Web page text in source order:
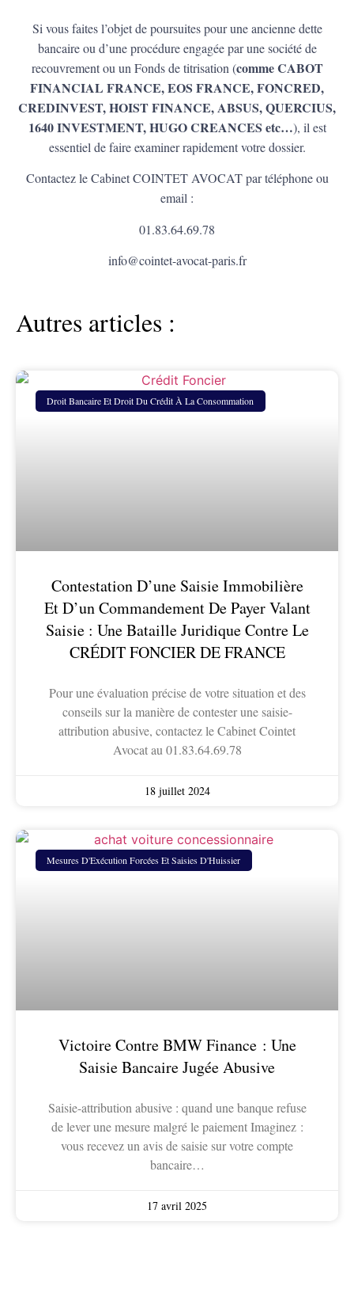
Si vous faites l’objet de poursuites pour une ancienne dette
bancaire ou d’une procédure engagée par une société de
recouvrement ou un Fonds de titrisation (comme CABOT
FINANCIAL FRANCE, EOS FRANCE, FONCRED,
CREDINVEST, HOIST FINANCE, ABSUS, QUERCIUS,
1640 INVESTMENT, HUGO CREANCES etc…), il est
essentiel de faire examiner rapidement votre dossier.
Contactez le Cabinet COINTET AVOCAT par téléphone ou
email :
01.83.64.69.78
info@cointet-avocat-paris.fr
Autres articles :
Droit Bancaire Et Droit Du Crédit À La Consommation
Contestation D’une Saisie Immobilière
Et D’un Commandement De Payer Valant
Saisie : Une Bataille Juridique Contre Le
CRÉDIT FONCIER DE FRANCE
Pour une évaluation précise de votre situation et des
conseils sur la manière de contester une saisie-
attribution abusive, contactez le Cabinet Cointet
Avocat au 01.83.64.69.78
18 juillet 2024
Mesures D'Exécution Forcées Et Saisies D'Huissier
Victoire Contre BMW Finance : Une
Saisie Bancaire Jugée Abusive
Saisie-attribution abusive : quand une banque refuse
de lever une mesure malgré le paiement Imaginez :
vous recevez un avis de saisie sur votre compte
bancaire…
17 avril 2025